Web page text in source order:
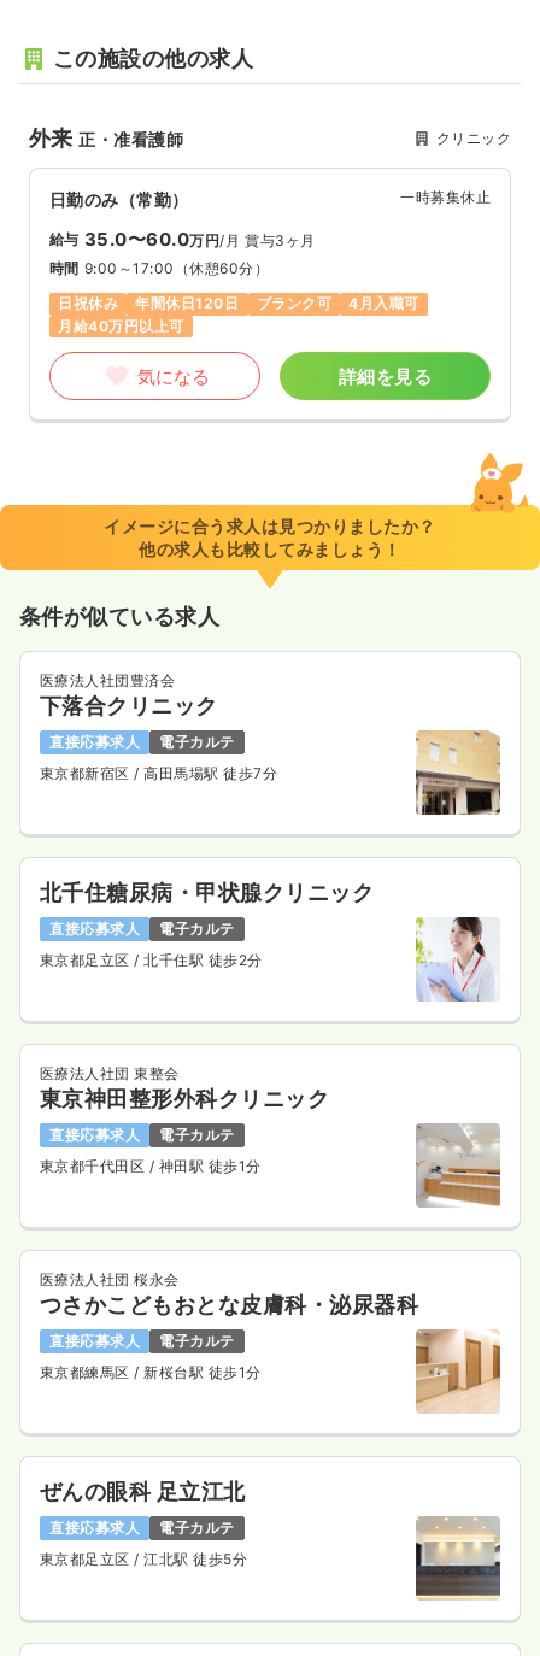
この施設の他の求人
外来正・准看護師 クリニック
日勤のみ（常勤） 一時募集休止
給与 35.0〜60.0万円/月 賞与3ヶ月
時間 9:00～17:00 （休憩60分）
日祝休み
年間休日120日 ブランク可
4月入職可
月給40万円以上可
気になる 詳細を見る
イメージに合う求人は見つかりましたか？
他の求人も比較してみましょう！
条件が似ている求人
医療法人社団豊済会
下落合クリニック
直接応募求人
電子カルテ
東京都新宿区/ 高田馬場駅 徒歩7分
北千住糖尿病・甲状腺クリニック
直接応募求人
電子カルテ
東京都足立区/ 北千住駅 徒歩2分
医療法人社団 東整会
東京神田整形外科クリニック
直接応募求人
電子カルテ
東京都千代田区 / 神田駅 徒歩1分
医療法人社団 桜永会
つさかこどもおとな皮膚科・泌尿器科
直接応募求人
電子カルテ
東京都練馬区/ 新桜台駅 徒歩1分
ぜんの眼科 足立江北
直接応募求人
電子カルテ
東京都足立区/ 江北駅 徒歩5分